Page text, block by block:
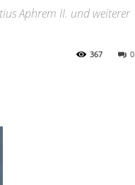
Aphrem II. und weiterer
0
367